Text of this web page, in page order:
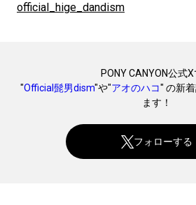
official_hige_dandism
PONY CANYON公式
"Official髭男dism"や"アオのハコ" の新
ます！
フォローする